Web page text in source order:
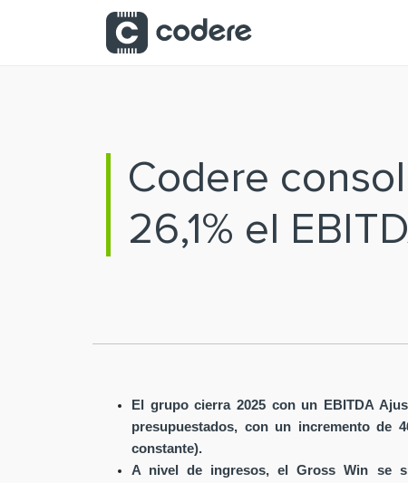
Saltar al contenido principal
Codere
26,1% el
El grupo cierra 2025 con un EBITDA
presupuestados, con un incremento de
constante).
A nivel de ingresos, el Gross Win se